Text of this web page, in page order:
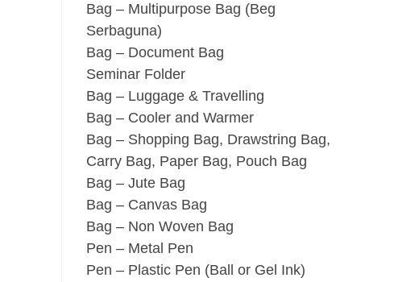
Bag – Multipurpose Bag (Beg
Serbaguna)
Bag – Document Bag
Seminar Folder
Bag – Luggage & Travelling
Bag – Cooler and Warmer
Bag – Shopping Bag, Drawstring Bag,
Carry Bag, Paper Bag, Pouch Bag
Bag – Jute Bag
Bag – Canvas Bag
Bag – Non Woven Bag
Pen – Metal Pen
Pen – Plastic Pen (Ball or Gel Ink)